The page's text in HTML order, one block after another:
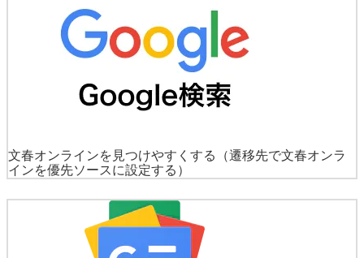
文春オンラインを見つけやすくする
（遷移先で文春オンラ
インを優先ソースに設定する）